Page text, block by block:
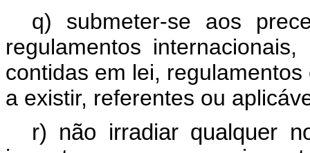
q) submeter-se aos
regulamentos
contidas em lei,
a existir, referentes ou
r) não irradiar qualquer